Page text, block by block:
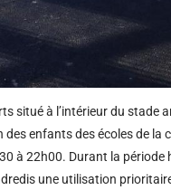
situé à l’intérieur du stade
enfants des écoles de
à 22h00. Durant la
une utilisation